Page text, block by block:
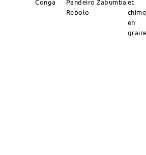
Conga
Pandeiro
Rebolo
Zabumba et
en